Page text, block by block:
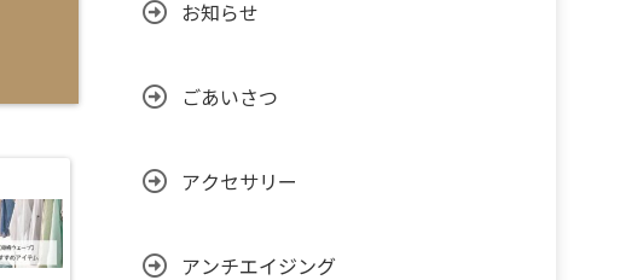
お知らせ
ごあいさつ
アクセサリー
アンチエイジング